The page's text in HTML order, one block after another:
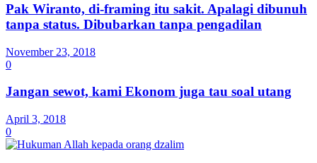
Pak Wiranto, di-framing itu sakit. Apalagi dibunuh
tanpa status. Dibubarkan tanpa pengadilan
November 23, 2018
0
Jangan sewot, kami Ekonom juga tau soal utang
April 3, 2018
0